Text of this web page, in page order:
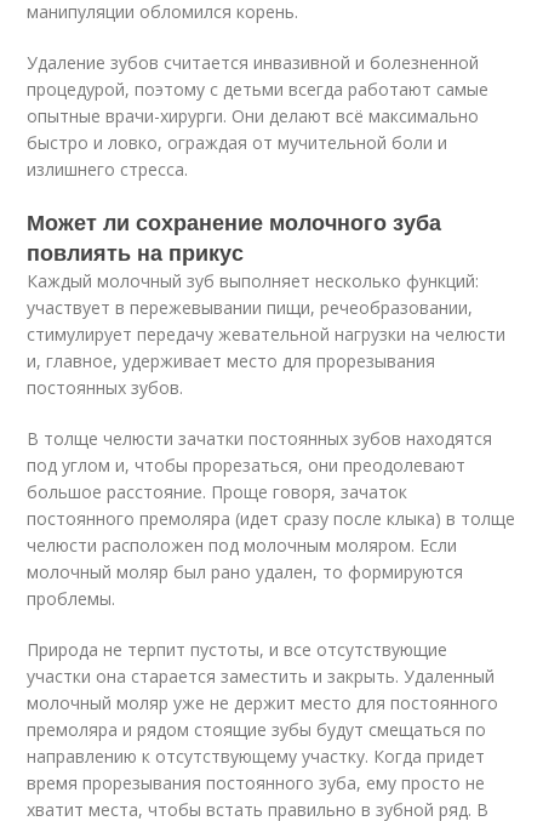
манипуляции обломился корень.
Удаление зубов считается инвазивной и болезненной
процедурой, поэтому с детьми всегда работают самые
опытные врачи-хирурги. Они делают всё максимально
быстро и ловко, ограждая от мучительной боли и
излишнего стресса.
Может ли сохранение молочного зуба
повлиять на прикус
Каждый молочный зуб выполняет несколько функций:
участвует в пережевывании пищи, речеобразовании,
стимулирует передачу жевательной нагрузки на челюсти
и, главное, удерживает место для прорезывания
постоянных зубов.
В толще челюсти зачатки постоянных зубов находятся
под углом и, чтобы прорезаться, они преодолевают
большое расстояние. Проще говоря, зачаток
постоянного премоляра (идет сразу после клыка) в толще
челюсти расположен под молочным моляром. Если
молочный моляр был рано удален, то формируются
проблемы.
Природа не терпит пустоты, и все отсутствующие
участки она старается заместить и закрыть. Удаленный
молочный моляр уже не держит место для постоянного
премоляра и рядом стоящие зубы будут смещаться по
направлению к отсутствующему участку. Когда придет
время прорезывания постоянного зуба, ему просто не
хватит места, чтобы встать правильно в зубной ряд. В